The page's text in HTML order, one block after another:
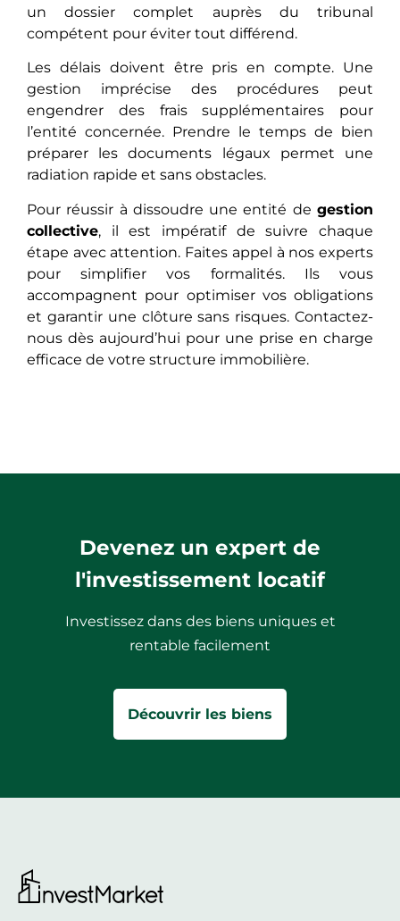
un dossier complet auprès du tribunal
compétent pour éviter tout différend.
Les délais doivent être pris en compte. Une
gestion imprécise des procédures peut
engendrer des frais supplémentaires pour
l’entité concernée. Prendre le temps de bien
préparer les documents légaux permet une
radiation rapide et sans obstacles.
Pour réussir à dissoudre une entité de gestion
collective, il est impératif de suivre chaque
étape avec attention. Faites appel à nos experts
pour simplifier vos formalités. Ils vous
accompagnent pour optimiser vos obligations
et garantir une clôture sans risques. Contactez-
nous dès aujourd’hui pour une prise en charge
efficace de votre structure immobilière.
Devenez un expert de
l'investissement locatif
Investissez dans des biens uniques et
rentable facilement
Découvrir les biens